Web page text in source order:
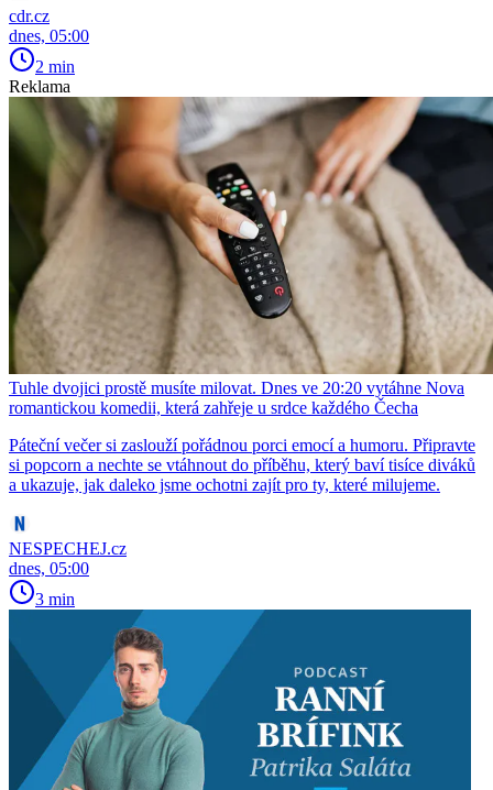
cdr.cz
dnes, 05:00
2 min
Reklama
Tuhle dvojici prostě musíte milovat. Dnes ve 20:20 vytáhne Nova
romantickou komedii, která zahřeje u srdce každého Čecha
Páteční večer si zaslouží pořádnou porci emocí a humoru. Připravte
si popcorn a nechte se vtáhnout do příběhu, který baví tisíce diváků
a ukazuje, jak daleko jsme ochotni zajít pro ty, které milujeme.
NESPECHEJ.cz
dnes, 05:00
3 min